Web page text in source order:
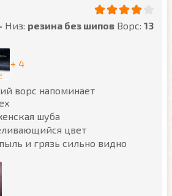
Низ: резина без шипов Ворс: 13
+ 4
ворс напоминает
шуба
цвет
и грязь сильно видно